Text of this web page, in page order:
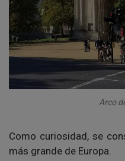
Arco
Como curiosidad, se
más grande de Europa.